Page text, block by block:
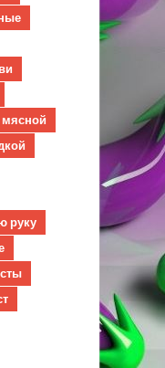
мясной
руку